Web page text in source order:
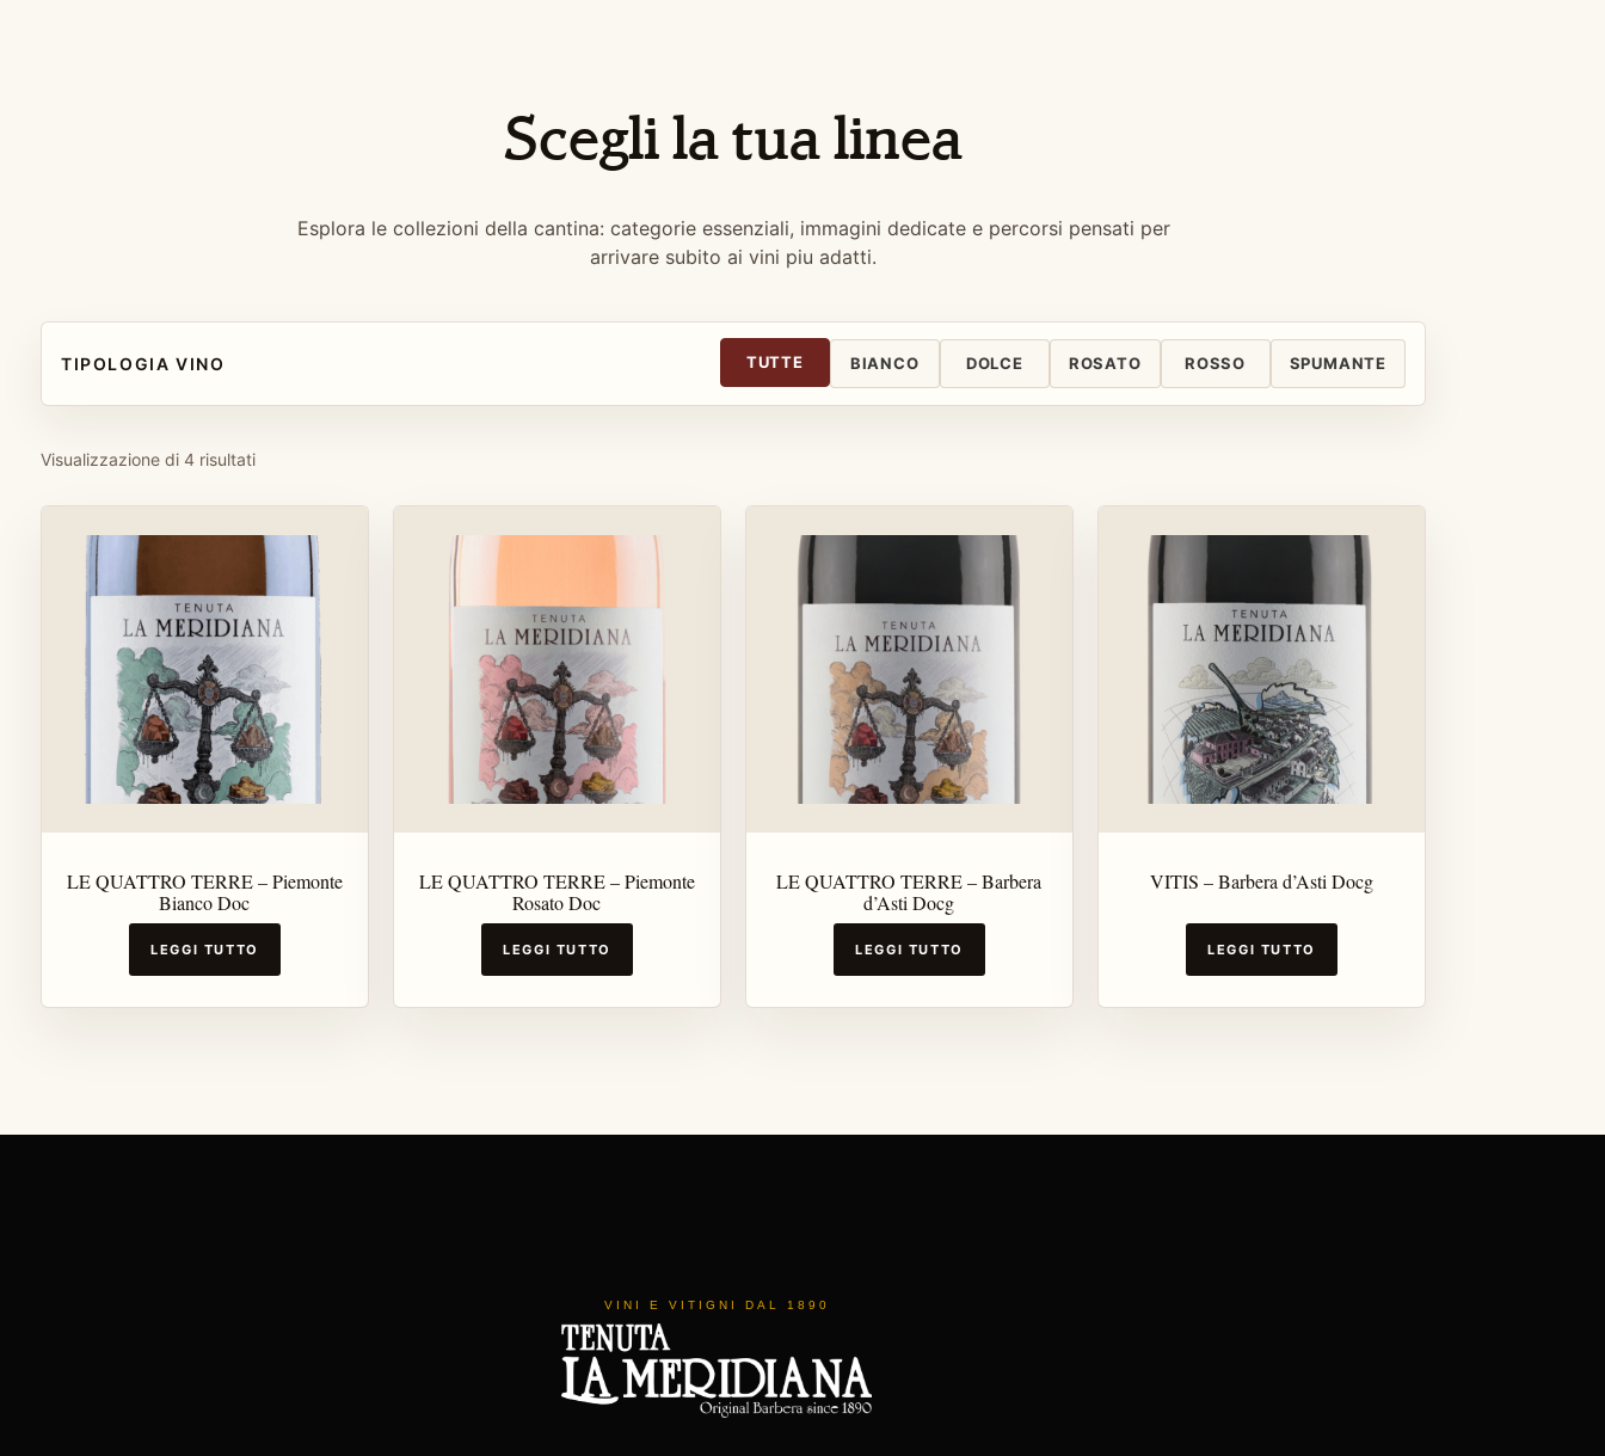
Scegli la tua linea
Esplora le collezioni della cantina: categorie essenziali, immagini dedicate e percorsi pensati per
arrivare subito ai vini piu adatti.
TIPOLOGIA VINO TUTTE BIANCO DOLCE ROSATO ROSSO SPUMANTE
Visualizzazione di 4 risultati
LE QUATTRO TERRE – Piemonte
Bianco Doc
LEGGI TUTTO
LE QUATTRO TERRE – Piemonte
Rosato Doc
LEGGI TUTTO
LE QUATTRO TERRE – Barbera
d’Asti Docg
LEGGI TUTTO
VITIS – Barbera d’Asti Docg
LEGGI TUTTO
VINI E VITIGNI DAL 1890